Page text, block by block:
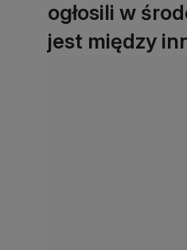
ogłosili w
jest między